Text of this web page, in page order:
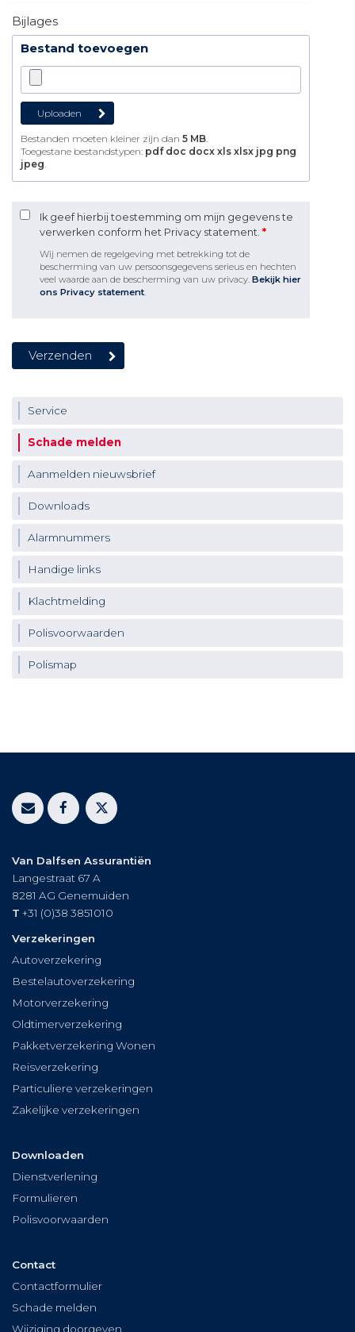
Bijlages
Bestand toevoegen
Bestanden moeten kleiner zijn dan 5 MB.
Toegestane bestandstypen: pdf doc docx xls xlsx jpg png
jpeg.
Ik geef hierbij toestemming om mijn gegevens te
verwerken conform het Privacy statement. *
Wij nemen de regelgeving met betrekking tot de
bescherming van uw persoonsgegevens serieus en hechten
veel waarde aan de bescherming van uw privacy. Bekijk hier
ons Privacy statement.
Service
Schade melden
Aanmelden nieuwsbrief
Downloads
Alarmnummers
Handige links
Klachtmelding
Polisvoorwaarden
Polismap
Van Dalfsen Assurantiën
Langestraat 67 A
8281 AG Genemuiden
T +31 (0)38 3851010
Verzekeringen
Autoverzekering
Bestelautoverzekering
Motorverzekering
Oldtimerverzekering
Pakketverzekering Wonen
Reisverzekering
Particuliere verzekeringen
Zakelijke verzekeringen
Downloaden
Dienstverlening
Formulieren
Polisvoorwaarden
Contact
Contactformulier
Schade melden
Wijziging doorgeven